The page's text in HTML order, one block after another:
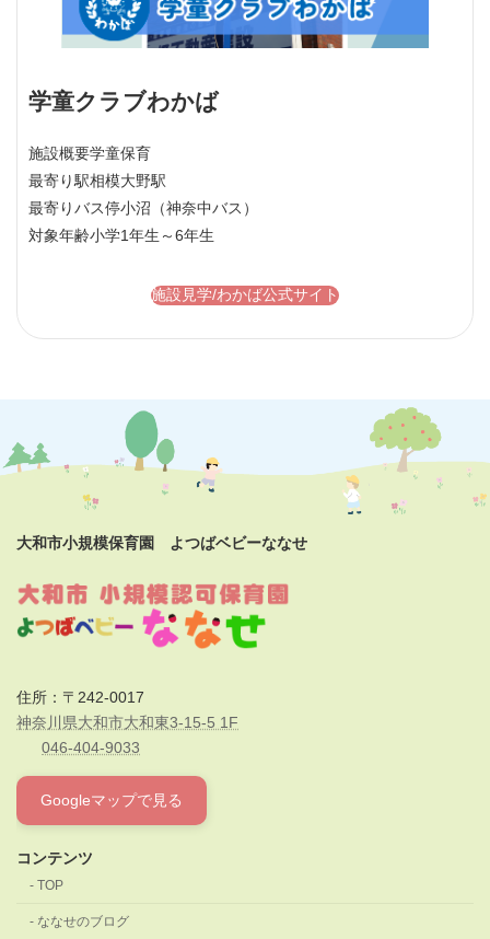
学童クラブわかば
施設概要学童保育
最寄り駅相模大野駅
最寄りバス停小沼（神奈中バス）
対象年齢小学1年生～6年生
施設見学/わかば公式サイト
大和市小規模保育園 よつばベビーななせ
住所：〒242-0017
神奈川県大和市大和東3-15-5 1F
046-404-9033
Googleマップで見る
コンテンツ
TOP
ななせのブログ